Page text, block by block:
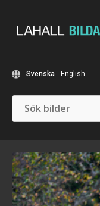
Svenska English